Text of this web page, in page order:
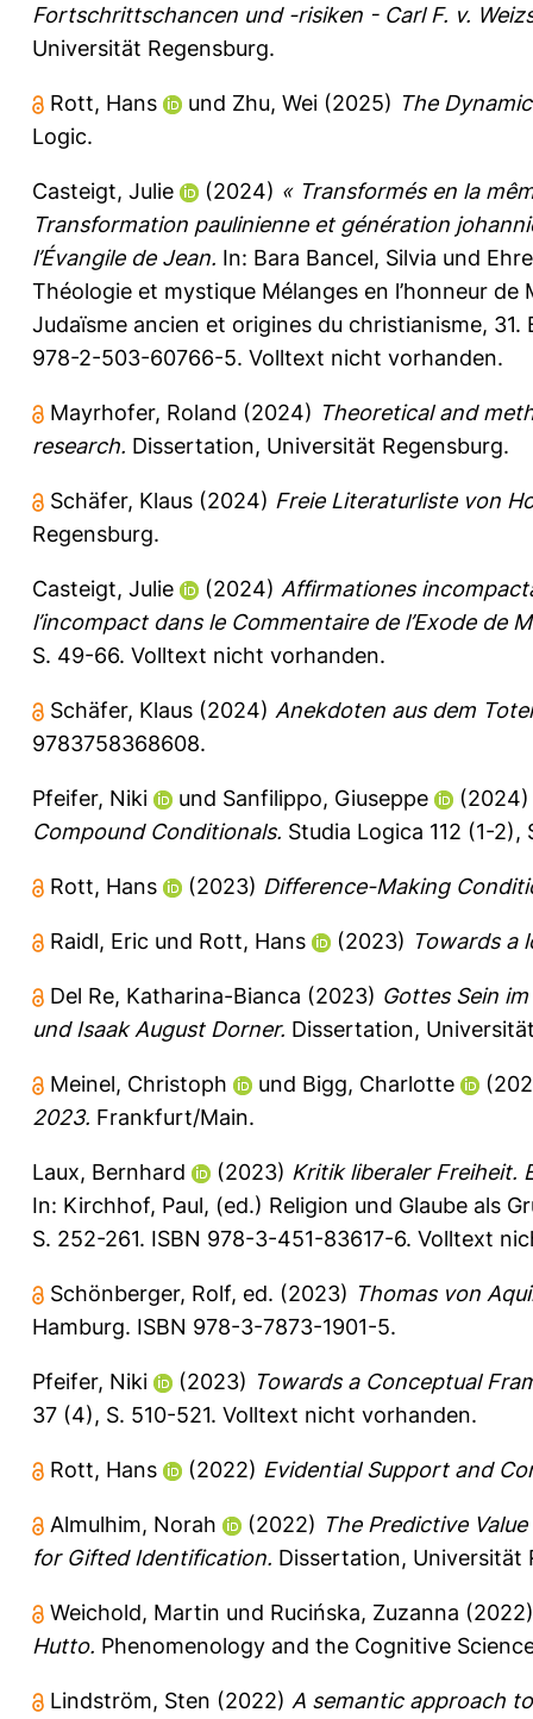
Fortschrittschancen und -risiken - Carl F. v.
Universität Regensburg.
Rott, Hans und Zhu, Wei (2025) The
Logic.
Casteigt, Julie (2024) « Transformés en la
Transformation paulinienne et génération
l’Évangile de Jean. In: Bara Bancel, Silvia und
Théologie et mystique Mélanges en l’honneur
Judaïsme ancien et origines du christianisme,
978-2-503-60766-5. Volltext nicht vorhanden.
Mayrhofer, Roland (2024) Theoretical and
research. Dissertation, Universität Regensburg.
Schäfer, Klaus (2024) Freie Literaturliste von
Regensburg.
Casteigt, Julie (2024) Affirmationes
l’incompact dans le Commentaire de l’Exode de
S. 49-66. Volltext nicht vorhanden.
Schäfer, Klaus (2024) Anekdoten aus dem
9783758368608.
Pfeifer, Niki und Sanfilippo, Giuseppe
Compound Conditionals. Studia Logica 112 (1-2),
Rott, Hans (2023) Difference-Making
Raidl, Eric und Rott, Hans (2023) Towards a
Del Re, Katharina-Bianca (2023) Gottes Sein
und Isaak August Dorner. Dissertation,
Meinel, Christoph und Bigg, Charlotte
2023. Frankfurt/Main.
Laux, Bernhard (2023) Kritik liberaler Freiheit.
In: Kirchhof, Paul, (ed.) Religion und Glaube als
S. 252-261. ISBN 978-3-451-83617-6. Volltext
Schönberger, Rolf, ed. (2023) Thomas von
Hamburg. ISBN 978-3-7873-1901-5.
Pfeifer, Niki (2023) Towards a Conceptual
37 (4), S. 510-521. Volltext nicht vorhanden.
Rott, Hans (2022) Evidential Support and
Almulhim, Norah (2022) The Predictive
for Gifted Identification. Dissertation, Universität
Weichold, Martin und Rucińska, Zuzanna
Hutto. Phenomenology and the Cognitive
Lindström, Sten (2022) A semantic approach